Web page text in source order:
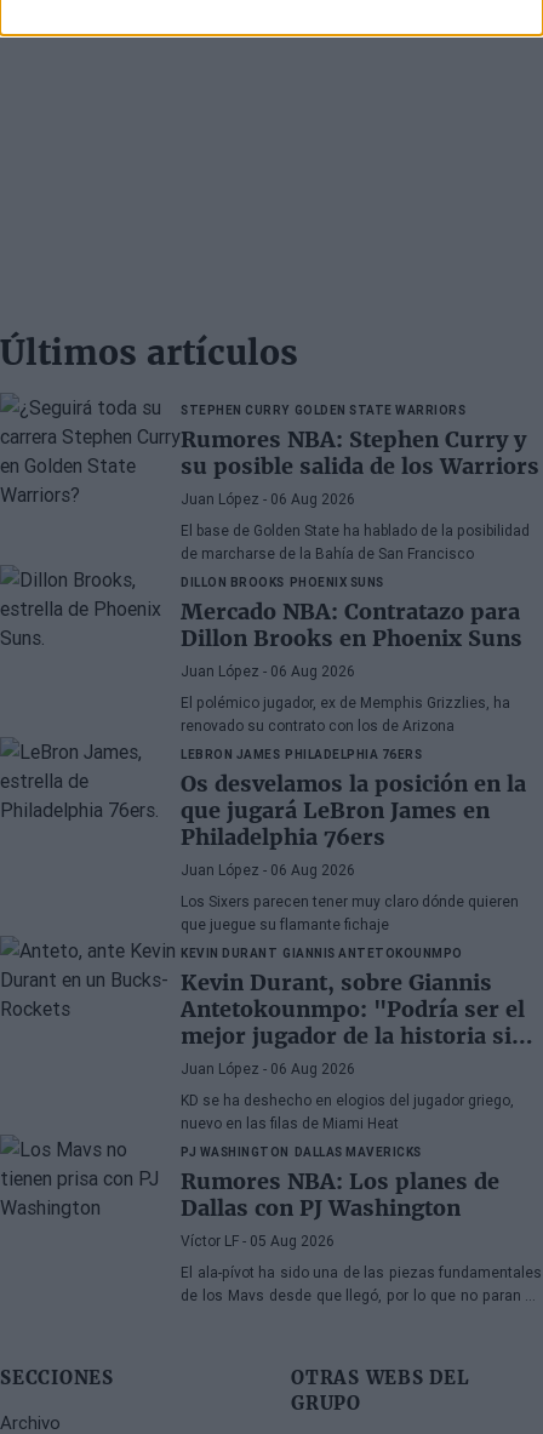
Últimos artículos
STEPHEN CURRY GOLDEN STATE WARRIORS
Rumores NBA: Stephen Curry y
su posible salida de los Warriors
Juan López - 06 Aug 2026
El base de Golden State ha hablado de la posibilidad
de marcharse de la Bahía de San Francisco
DILLON BROOKS PHOENIX SUNS
Mercado NBA: Contratazo para
Dillon Brooks en Phoenix Suns
Juan López - 06 Aug 2026
El polémico jugador, ex de Memphis Grizzlies, ha
renovado su contrato con los de Arizona
LEBRON JAMES PHILADELPHIA 76ERS
Os desvelamos la posición en la
que jugará LeBron James en
Philadelphia 76ers
Juan López - 06 Aug 2026
Los Sixers parecen tener muy claro dónde quieren
que juegue su flamante fichaje
KEVIN DURANT GIANNIS ANTETOKOUNMPO
Kevin Durant, sobre Giannis
Antetokounmpo: "Podría ser el
mejor jugador de la historia si
quisiera"
Juan López - 06 Aug 2026
KD se ha deshecho en elogios del jugador griego,
nuevo en las filas de Miami Heat
PJ WASHINGTON DALLAS MAVERICKS
Rumores NBA: Los planes de
Dallas con PJ Washington
Víctor LF - 05 Aug 2026
El ala-pívot ha sido una de las piezas fundamentales
de los Mavs desde que llegó, por lo que no paran de
SECCIONES
Archivo
OTRAS WEBS DEL
GRUPO